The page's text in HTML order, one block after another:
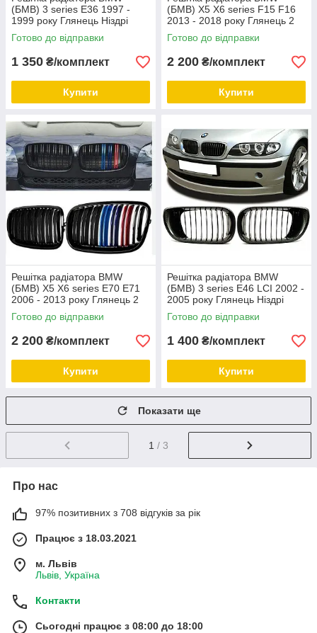
(БМВ) 3 series E36 1997 -
1999 року Глянець Ніздрі
BMW E36 1997-1999
Готово до відправки
1 350 ₴/комплект
Купити
(БМВ) X5 X6 series F15 F16
2013 - 2018 року Глянець 2
ребра М стиль Ніздрі BMW
F15 F16
Готово до відправки
2 200 ₴/комплект
Купити
Решітка радіатора BMW
(БМВ) X5 X6 series E70 E71
2006 - 2013 року Глянець 2
ребра М стиль Ніздрі BMW
E70 E71
Готово до відправки
2 200 ₴/комплект
Купити
Решітка радіатора BMW
(БМВ) 3 series E46 LCI 2002 -
2005 року Глянець Ніздрі
BMW E46 LCI 2002 - 2005
Готово до відправки
1 400 ₴/комплект
Купити
Показати ще
1 / 3
Про нас
97% позитивних з 708 відгуків за рік
Працює з 18.03.2021
м. Львів
Львів, Україна
Контакти
Сьогодні працює з 08:00 до 18:00